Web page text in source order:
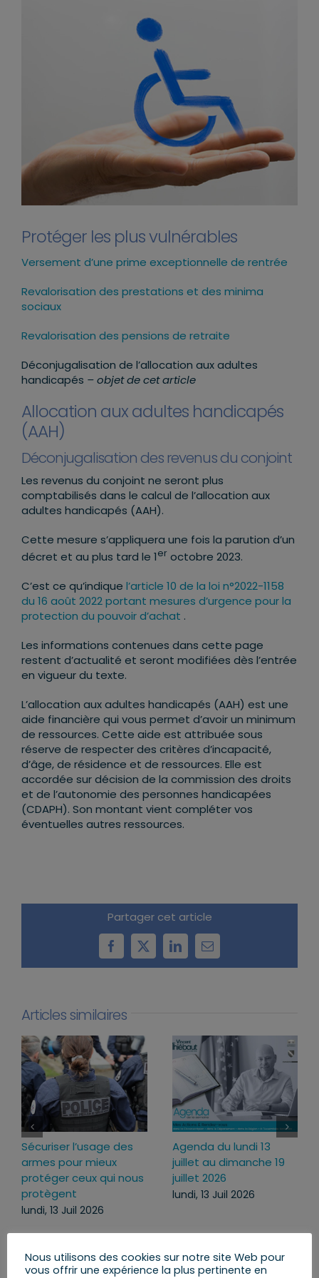
Protéger les plus vulnérables
Versement d’une prime exceptionnelle de rentrée
Revalorisation des prestations et des minima
sociaux
Revalorisation des pensions de retraite
Déconjugalisation de l’allocation aux adultes
handicapés – objet de cet article
Allocation aux adultes handicapés
(AAH)
Déconjugalisation des revenus du conjoint
Les revenus du conjoint ne seront plus
comptabilisés dans le calcul de l’allocation aux
adultes handicapés (AAH).
Cette mesure s’appliquera une fois la parution d’un
décret et au plus tard le 1er octobre 2023.
C’est ce qu’indique l’article 10 de la loi n°2022-1158
du 16 août 2022 portant mesures d’urgence pour la
protection du pouvoir d’achat .
Les informations contenues dans cette page
restent d’actualité et seront modifiées dès l’entrée
en vigueur du texte.
L’allocation aux adultes handicapés (AAH) est une
aide financière qui vous permet d’avoir un minimum
de ressources. Cette aide est attribuée sous
réserve de respecter des critères d’incapacité,
d’âge, de résidence et de ressources. Elle est
accordée sur décision de la commission des droits
et de l’autonomie des personnes handicapées
(CDAPH). Son montant vient compléter vos
éventuelles autres ressources.
Partager cet article
Facebook
X LinkedInEmail
Articles similaires
Sécuriser l’usage des
armes pour mieux
protéger ceux qui nous
protègent
lundi, 13 Juil 2026
Agenda du lundi 13
juillet au dimanche 19
juillet 2026
lundi, 13 Juil 2026
Nous utilisons des cookies sur notre site Web pour
vous offrir une expérience la plus pertinente en